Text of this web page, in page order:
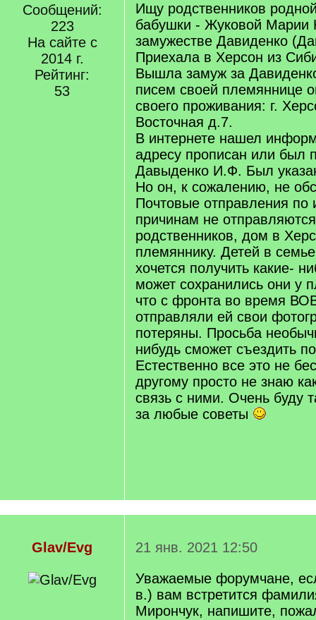
Сообщений:
223
На сайте с
2014 г.
Рейтинг:
53
Ищу родственников
бабушки - Жуковой Марии
замужестве Давиденко
Приехала в Херсон из
Вышла замуж за
писем своей племяннице
своего проживания: г.
Восточная д.7.
В интернете нашел
адресу прописан или был
Давыденко И.Ф. Был
Но он, к сожалению, не
Почтовые отправления по
причинам не
родственников, дом в
племяннику. Детей в
хочется получить какие-
может сохранились они у
что с фронта во время
отправляли ей свои
потеряны. Просьба
нибудь сможет съездить
Естественно все это не
другому просто не знаю
связь с ними. Очень буду
за любые советы
Glav/Evg
21 янв. 2021 12:50
Уважаемые форумчане,
в.) вам встретится
Мирончук, напишите,